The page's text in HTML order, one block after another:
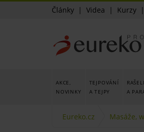
Články | Videa | Kurzy |
AKCE,
NOVINKY
TEJPOVÁNÍ
A TEJPY
A
Eureko.cz Masáže,